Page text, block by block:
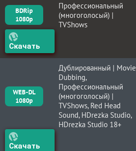
BDRip
1080p
Профессиональный
(многоголосый) |
TVShows
Скачать
WEB-DL
1080p
Дублированный | Movie
Dubbing,
Профессиональный
(многоголосый) |
TVShows, Red Head
Sound, HDrezka Studio,
HDrezka Studio 18+
Скачать